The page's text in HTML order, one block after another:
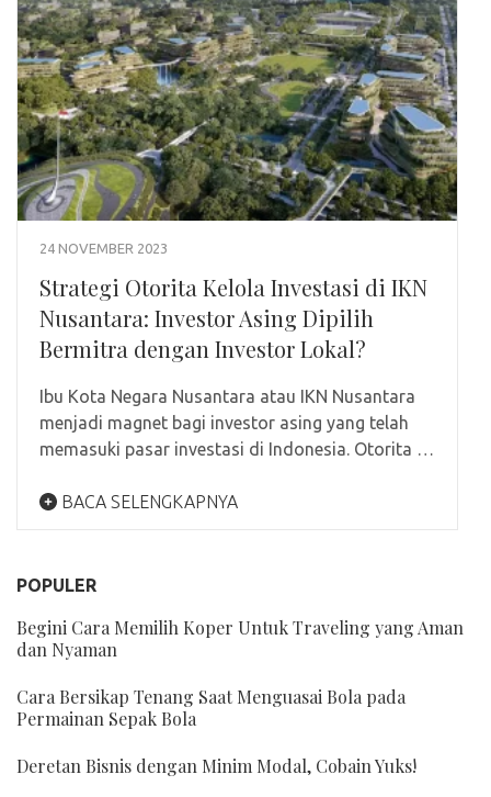
24 NOVEMBER 2023
Strategi Otorita Kelola Investasi di IKN
Nusantara: Investor Asing Dipilih
Bermitra dengan Investor Lokal?
Ibu Kota Negara Nusantara atau IKN Nusantara
menjadi magnet bagi investor asing yang telah
memasuki pasar investasi di Indonesia. Otorita …
BACA SELENGKAPNYA
POPULER
Begini Cara Memilih Koper Untuk Traveling yang Aman
dan Nyaman
Cara Bersikap Tenang Saat Menguasai Bola pada
Permainan Sepak Bola
Deretan Bisnis dengan Minim Modal, Cobain Yuks!